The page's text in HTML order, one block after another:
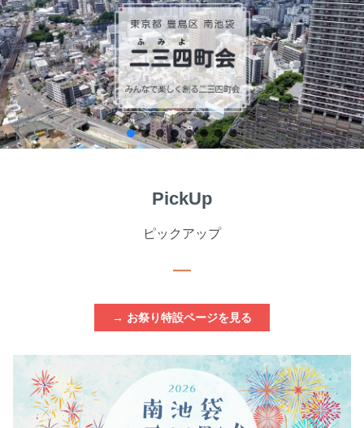
PickUp
ピックアップ
―
→ お祭り特設ページを見る